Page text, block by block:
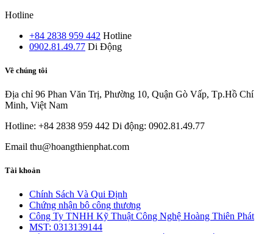
Hotline
+84 2838 959 442 Hotline
0902.81.49.77 Di Động
Về chúng tôi
Địa chỉ 96 Phan Văn Trị, Phường 10, Quận Gò Vấp, Tp.Hồ Chí
Minh, Việt Nam
Hotline: +84 2838 959 442 Di động: 0902.81.49.77
Email thu@hoangthienphat.com
Tài khoản
Chính Sách Và Qui Định
Chứng nhận bộ công thương
Công Ty TNHH Kỹ Thuật Công Nghệ Hoàng Thiên Phát
MST: 0313139144